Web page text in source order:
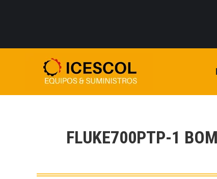
FLUKE700PTP-1